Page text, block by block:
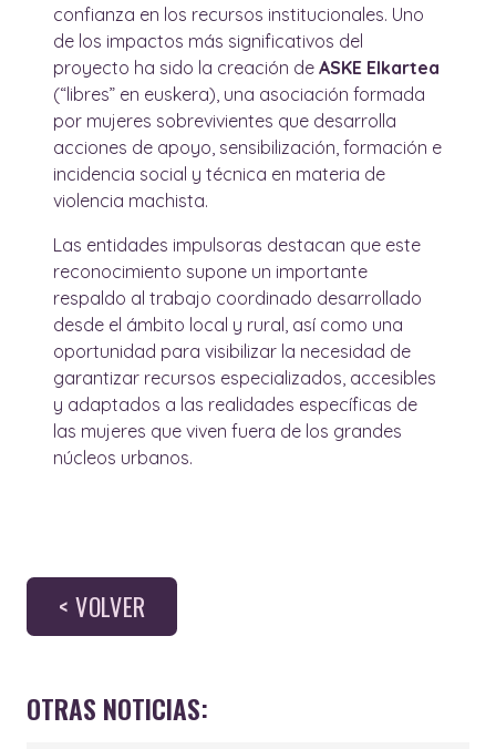
confianza en los recursos institucionales. Uno
de los impactos más significativos del
proyecto ha sido la creación de ASKE Elkartea
(“libres” en euskera), una asociación formada
por mujeres sobrevivientes que desarrolla
acciones de apoyo, sensibilización, formación e
incidencia social y técnica en materia de
violencia machista.
Las entidades impulsoras destacan que este
reconocimiento supone un importante
respaldo al trabajo coordinado desarrollado
desde el ámbito local y rural, así como una
oportunidad para visibilizar la necesidad de
garantizar recursos especializados, accesibles
y adaptados a las realidades específicas de
las mujeres que viven fuera de los grandes
núcleos urbanos.
< VOLVER
OTRAS NOTICIAS: